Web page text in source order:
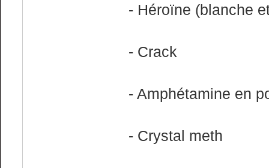
- Héroïne (blanche
- Crack
- Amphétamine en
- Crystal meth